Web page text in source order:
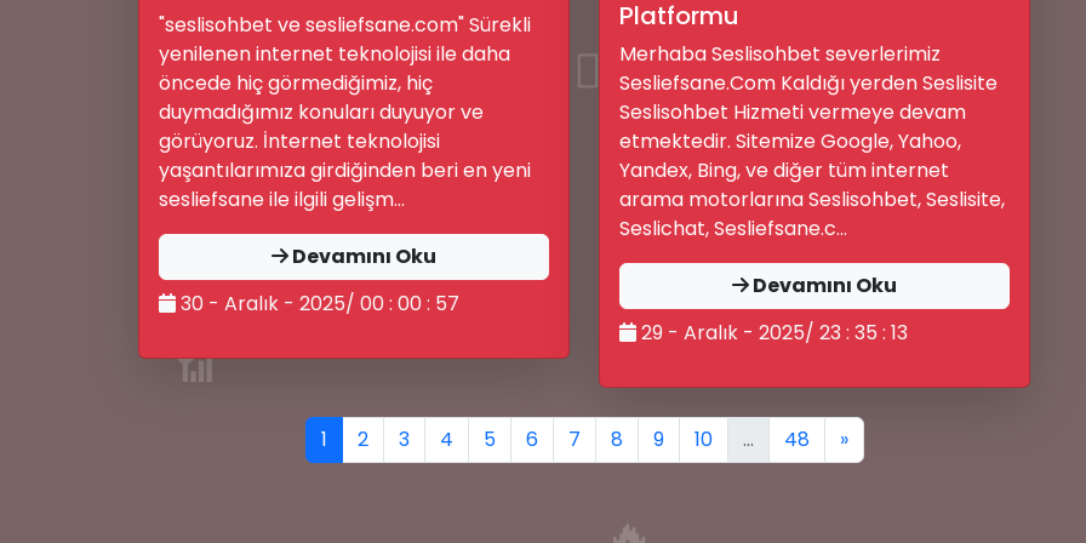
🤷‍♂️
📶
"seslisohbet ve sesliefsane.com" Sürekli
yenilenen internet teknolojisi ile daha
öncede hiç görmediğimiz, hiç
duymadığımız konuları duyuyor ve
görüyoruz. İnternet teknolojisi
yaşantılarımıza girdiğinden beri en yeni
sesliefsane ile ilgili gelişm...
Devamını Oku
30 - Aralık - 2025/ 00 : 00 : 57
Platformu
Merhaba Seslisohbet severlerimiz
Sesliefsane.Com Kaldığı yerden Seslisite
Seslisohbet Hizmeti vermeye devam
etmektedir. Sitemize Google, Yahoo,
Yandex, Bing, ve diğer tüm internet
arama motorlarına Seslisohbet, Seslisite,
Seslichat, Sesliefsane.c...
Devamını Oku
29 - Aralık - 2025/ 23 : 35 : 13
1 2 3 4 5 6 7 8 9 10 ... 48 »